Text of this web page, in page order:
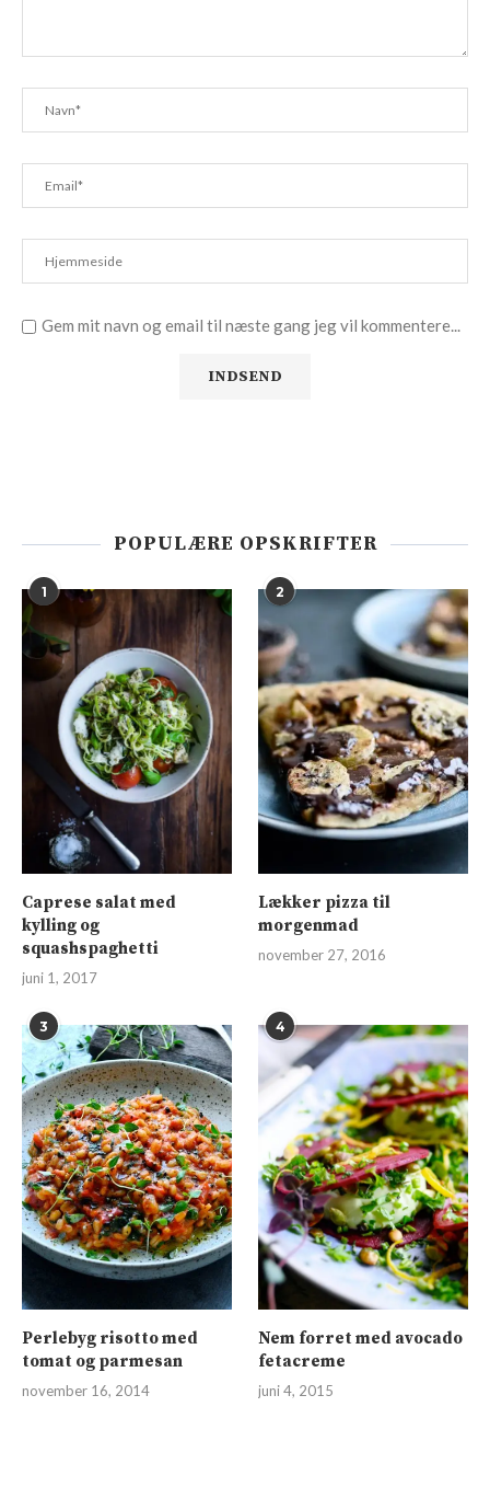
Gem mit navn og email til næste gang jeg vil kommentere...
POPULÆRE OPSKRIFTER
1
Caprese salat med
kylling og
squashspaghetti
juni 1, 2017
2
Lækker pizza til
morgenmad
november 27, 2016
3
Perlebyg risotto med
tomat og parmesan
november 16, 2014
4
Nem forret med avocado
fetacreme
juni 4, 2015